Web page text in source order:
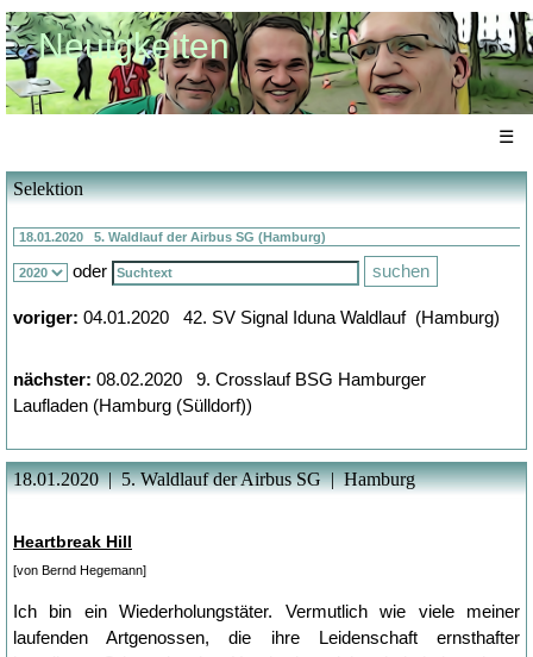
Neuigkeiten
☰
Selektion
oder
voriger: 04.01.2020 42. SV Signal Iduna Waldlauf (Hamburg)
nächster: 08.02.2020 9. Crosslauf BSG Hamburger
Laufladen (Hamburg (Sülldorf))
18.01.2020 | 5. Waldlauf der Airbus SG | Hamburg
Heartbreak Hill
[von Bernd Hegemann]
Ich bin ein Wiederholungstäter. Vermutlich wie viele meiner
laufenden Artgenossen, die ihre Leidenschaft ernsthafter